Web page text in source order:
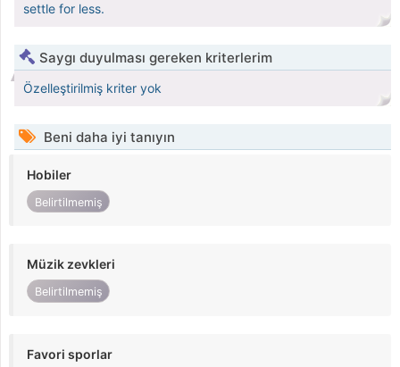
settle for less.
Saygı duyulması gereken kriterlerim
Özelleştirilmiş kriter yok
Beni daha iyi tanıyın
Hobiler
Belirtilmemiş
Müzik zevkleri
Belirtilmemiş
Favori sporlar